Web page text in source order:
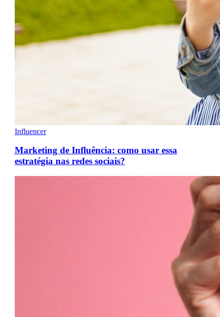
Influencer
Marketing de Influência: como usar essa
estratégia nas redes sociais?